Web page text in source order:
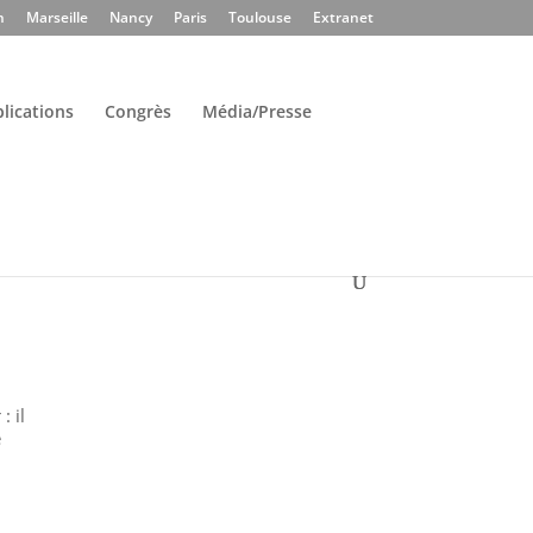
Marseille Nancy Paris Toulouse Extranet
Congrès Média/Presse
: il